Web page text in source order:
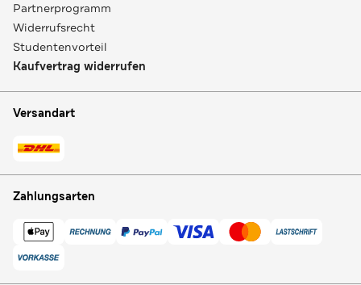
Partnerprogramm
Widerrufsrecht
Studentenvorteil
Kaufvertrag widerrufen
Versandart
Zahlungsarten